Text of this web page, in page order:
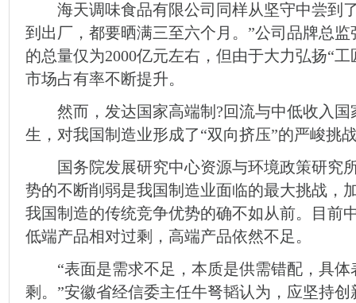
海天调味食品有限公司同样从坚守中尝到
到出厂，都要晒满三至六个月。”公司品牌总
的总量仅为2000亿元左右，但由于大力弘扬“
市场占有率不断提升。
然而，发达国家高端制?回流与中低收入国
生，对我国制造业形成了“双向挤压”的严峻挑
国务院发展研究中心资源与环境政策研究
势的不断削弱是我国制造业面临的最大挑战，
我国制造的传统竞争优势的确不如从前。目前
低端产品相对过剩，高端产品依然不足。
“表面是需求不足，本质是供需错配，具体
剩。”安徽省经信委主任牛弩韬认为，应坚持